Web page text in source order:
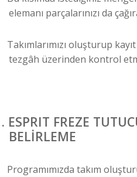
elemanı parçalarınızı da
Takımlarımızı oluşturup
tezgâh üzerinden kontrol
ESPRIT FREZE
BELİRLEME
Programımızda takım